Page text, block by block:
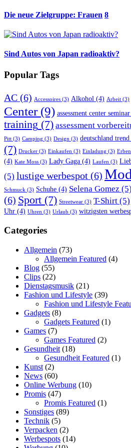
Die neue Zielgruppe: Frauen 8
Sind Autos von Japan radioaktiv?
Popular Tags
AC (6) Accessoires (3) Alkohol (4) Arbeit (3)
Center(9) assessment center seminar
training (7) assessment
Pitt (3) Camping (3) Design (3) deutschland trend
(7) Drucker (3) Einkaufen (3) Einladung (3) Erben
(4) Kate Moss (3) Lady Gaga (4) Laufen (3)
(5) lustige werbespot (6)
Schmuck (3) Schuhe (4) Selena Gomez (5)
(6) Sport (7) Streetwear (3) T-Shirt (5)
Uhr (4) Uhren (3) Urlaub (3) witzigsten
Categories
Allgemein (73)
Allgemein Featured (4)
Blog (55)
Clips (22)
Dienstagsmusik (21)
Fashion und Lifestyle (39)
Fashion und Lifestyle
Gadgets (8)
Gadgets Featured (1)
Games (7)
Games Featured (2)
Gesundheit (18)
Gesundheit Featured (1)
Kunst (2)
News (60)
Online Werbung (10)
Promis (47)
Promis Featured (1)
Sonstiges (89)
Technik (5)
Verpacken (2)
Werbespots (14)